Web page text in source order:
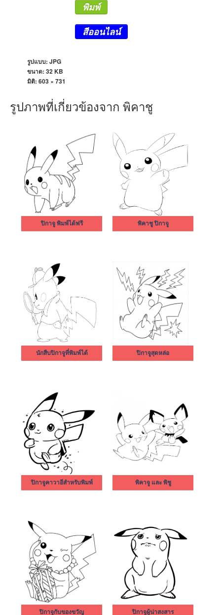
พิมพ์
สีออนไลน์
รูปแบบ: JPG
ขนาด: 32 KB
มิติ: 603 × 731
รูปภาพที่เกี่ยวข้องจาก พิคาชู
ปิกาจู พิมพ์ได้ฟรี พิคาชู ปิกาจู
นักสืบปิกาจูที่พิมพ์ได้ ปิกาจูสุดหล่อ
ปิกาจูคาวาอีสำหรับพิมพ์ พิคาจู และ พิชู
ปิกาจูกับของขวัญ ปิกาจูผู้น่าสงสาร